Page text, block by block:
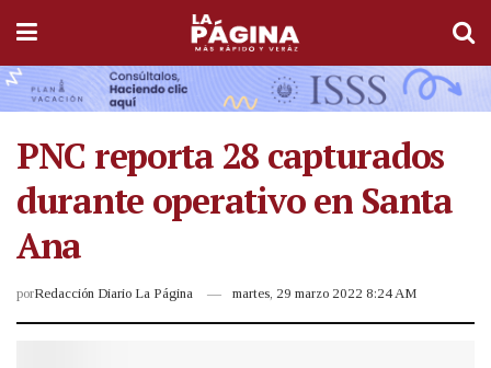
PNC reporta 28 capturados
durante operativo en Santa
Ana
porRedacción Diario La Página martes, 29 marzo 2022 8:24 AM